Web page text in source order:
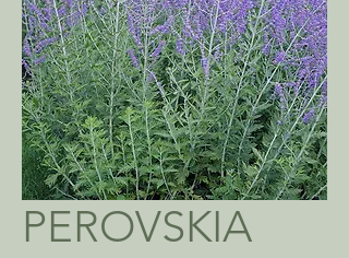
PEROVSKIA